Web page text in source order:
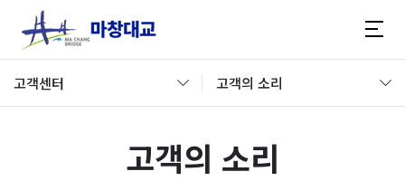
고객센터 고객의 소리
고객의 소리